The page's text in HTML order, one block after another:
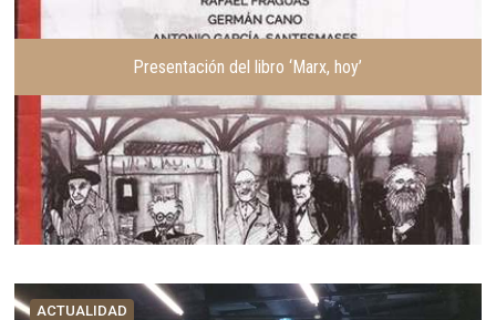
Presentación del libro ‘Marx, hoy’
ACTUALIDAD